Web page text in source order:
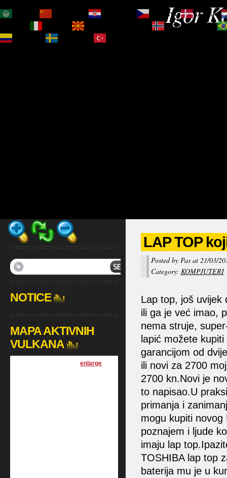
Igor
LAP TOP
Posted by Pas at 21/03/
Category: KOMPJUTERI
Lap top, još uvijek
ili ga je već imao,
nema struje,
lapić možete
garancijom od
ili novi za 2700
2700 kn.Novi je
to napisao.U
primanja i
mogu kupiti
poznajem i ljude
imaju lap
TOSHIBA lap top
baterija mu je u
NOTICE
MAPA AKTIVNIH
VULKANA
[enlarge
Čeština‎
Dansk
Norsk bokmål